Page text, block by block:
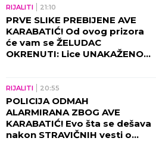
RIJALITI 21:10
PRVE SLIKE PREBIJENE AVE
KARABATIĆ! Od ovog prizora
će vam se ŽELUDAC
OKRENUTI: Lice UNAKAŽENO,
FOTO)
RIJALITI 20:55
POLICIJA ODMAH
ALARMIRANA ZBOG AVE
KARABATIĆ! Evo šta se dešava
nakon STRAVIČNIH vesti o